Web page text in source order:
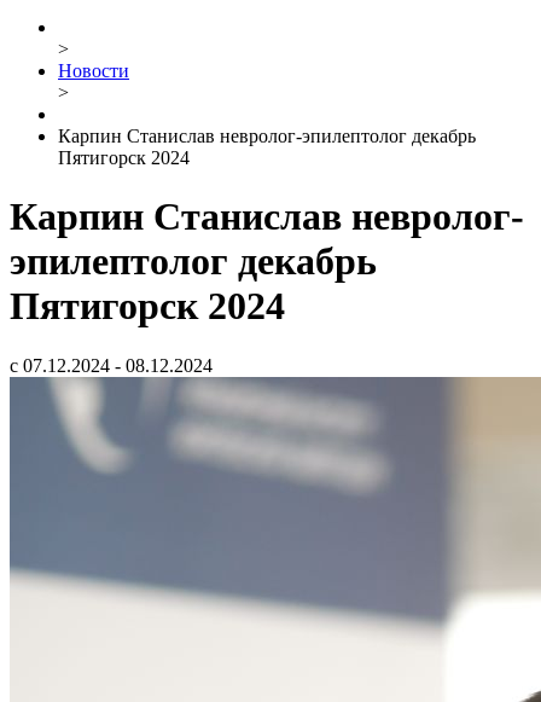
>
Новости
>
Карпин Станислав невролог-эпилептолог декабрь
Пятигорск 2024
Карпин Станислав невролог-
эпилептолог декабрь
Пятигорск 2024
с 07.12.2024 - 08.12.2024